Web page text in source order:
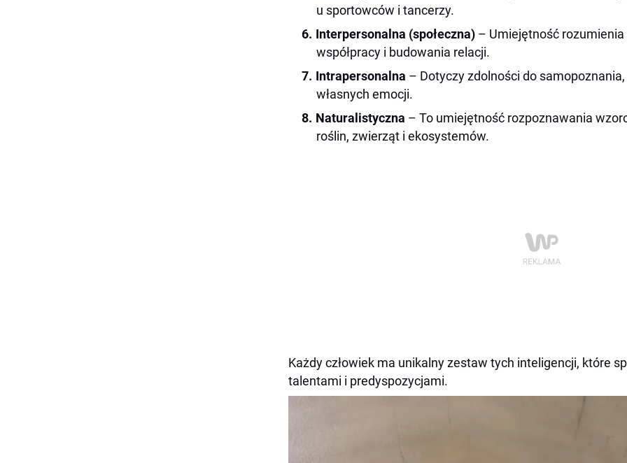
u sportowców i tancerzy.
Interpersonalna (społeczna) – Umiejętność
współpracy i budowania relacji.
Intrapersonalna – Dotyczy zdolności do
własnych emocji.
Naturalistyczna – To umiejętność rozpoznawania
roślin, zwierząt i ekosystemów.
Każdy człowiek ma unikalny zestaw tych inteligencji, które
talentami i predyspozycjami.